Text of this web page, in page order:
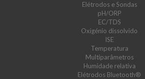
Elétrodos e Sondas
pH/ORP
EC/TDS
Oxigénio dissolvido
ISE
Temperatura
Multiparâmetros
Humidade relativa
Elétrodos Bluetooth®